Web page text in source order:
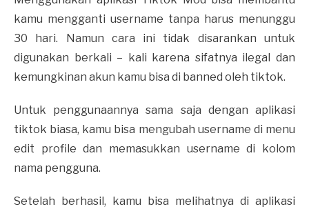
kamu mengganti username tanpa harus menunggu
30 hari. Namun cara ini tidak disarankan untuk
digunakan berkali – kali karena sifatnya ilegal dan
kemungkinan akun kamu bisa di banned oleh tiktok.
Untuk penggunaannya sama saja dengan aplikasi
tiktok biasa, kamu bisa mengubah username di menu
edit profile dan memasukkan username di kolom
nama pengguna.
Setelah berhasil, kamu bisa melihatnya di aplikasi